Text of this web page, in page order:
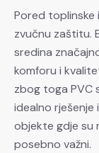
Pored toplinske
zvučnu zaštitu.
sredina
komforu i
zbog toga PVC
idealno rješenje
objekte gdje su
posebno važni.